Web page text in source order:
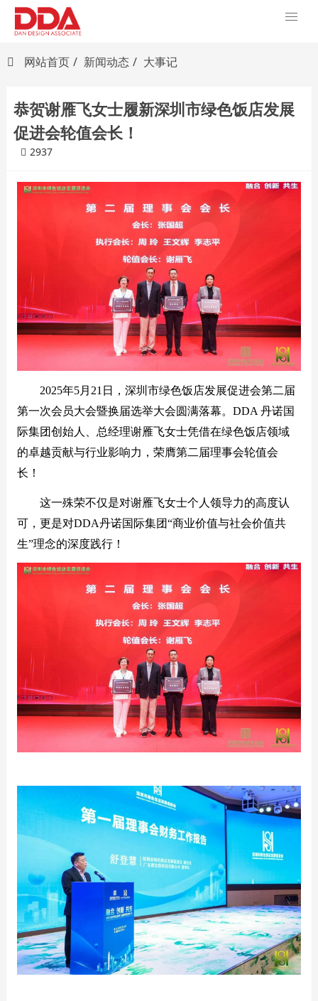
网站首页 新闻动态 大事记
恭贺谢雁飞女士履新深圳市绿色饭店发展
促进会轮值会长！
2937
2025年5月21日，深圳市绿色饭店发展促进会第二届
第一次会员大会暨换届选举大会圆满落幕。DDA 丹诺国
际集团创始人、总经理谢雁飞女士凭借在绿色饭店领域
的卓越贡献与行业影响力，荣膺第二届理事会轮值会
长！
这一殊荣不仅是对谢雁飞女士个人领导力的高度认
可，更是对DDA丹诺国际集团“商业价值与社会价值共
生”理念的深度践行！